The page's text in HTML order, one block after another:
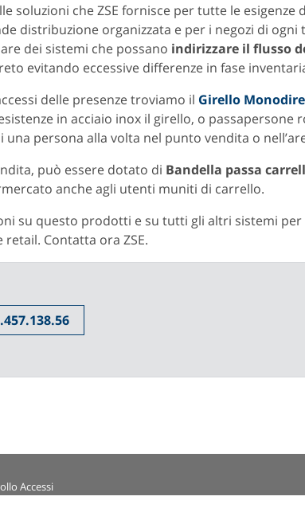
soluzioni che ZSE fornisce per tutte le esigenze
distribuzione organizzata e per i negozi di ogni
dei sistemi che possano indirizzare il flusso
evitando eccessive differenze in fase
delle presenze troviamo il Girello
in acciaio inox il girello, o passapersone
una persona alla volta nel punto vendita o
può essere dotato di Bandella passa
anche agli utenti muniti di carrello.
su questo prodotti e su tutti gli altri sistemi per
Contatta ora ZSE.
Accessi